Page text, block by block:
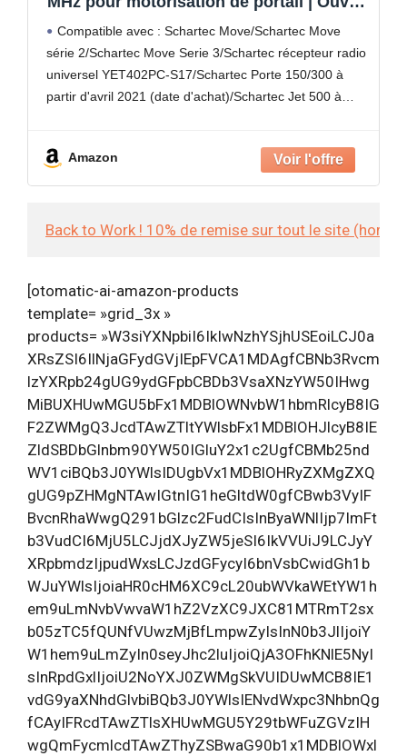
porte de garage | Émetteur
Compatible avec : Schartec Move/Schartec Move
série 2/Schartec Move Serie 3/Schartec récepteur radio
universel YET402PC-S17/Schartec Porte 150/300 à
partir d'avril 2021 (date d'achat)/Schartec Jet 500 à
Amazon
Back to Work ! 10% de remise sur tout le site (hors
[otomatic-ai-amazon-products
template= »grid_3x »
products= »W3siYXNpbiI6IkIwNzhYSjhUSEoiLCJ0a
XRsZSI6IlNjaGFydGVjIEpFVCA1MDAgfCBNb3Rvcm
lzYXRpb24gUG9ydGFpbCBDb3VsaXNzYW50IHwg
MiBUXHUwMGU5bFx1MDBlOWNvbW1hbmRlcyB8IG
F2ZWMgQ3JcdTAwZTltYWlsbFx1MDBlOHJlcyB8IE
ZldSBDbGlnbm90YW50IGluY2x1c2UgfCBMb25nd
WV1ciBQb3J0YWlsIDUgbVx1MDBlOHRyZXMgZXQ
gUG9pZHMgNTAwIGtnIG1heGltdW0gfCBwb3VyIF
BvcnRhaWwgQ291bGlzc2FudCIsInByaWNlIjp7ImFt
b3VudCI6MjU5LCJjdXJyZW5jeSI6IkVVUiJ9LCJyY
XRpbmdzIjpudWxsLCJzdGFycyI6bnVsbCwidGh1b
WJuYWlsIjoiaHR0cHM6XC9cL20ubWVkaWEtYW1h
em9uLmNvbVwvaW1hZ2VzXC9JXC81MTRmT2sx
b05zTC5fQUNfVUwzMjBfLmpwZyIsInN0b3JlIjoiY
W1hem9uLmZyIn0seyJhc2luIjoiQjA3OFhKNlE5NyI
sInRpdGxlIjoiU2NoYXJ0ZWMgSkVUIDUwMCB8IE1
vdG9yaXNhdGlvbiBQb3J0YWlsIENvdWxpc3NhbnQg
fCAyIFRcdTAwZTlsXHUwMGU5Y29tbWFuZGVzIH
wgQmFycmlcdTAwZThyZSBwaG90b1x1MDBlOWxl